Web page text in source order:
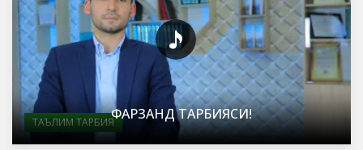
ТАЪЛИМ ТАРБИЯФАРЗАНД ТАРБИЯСИ!